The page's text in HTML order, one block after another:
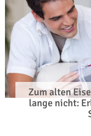
Zum alten
lange nicht: